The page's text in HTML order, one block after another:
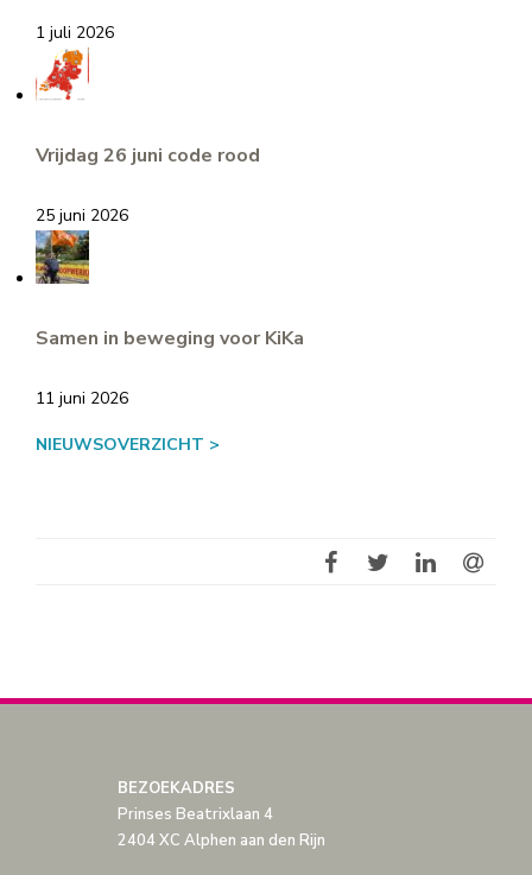
1 juli 2026
Vrijdag 26 juni code rood
25 juni 2026
Samen in beweging voor KiKa
11 juni 2026
NIEUWSOVERZICHT >
BEZOEKADRES
Prinses Beatrixlaan 4
2404 XC Alphen aan den Rijn